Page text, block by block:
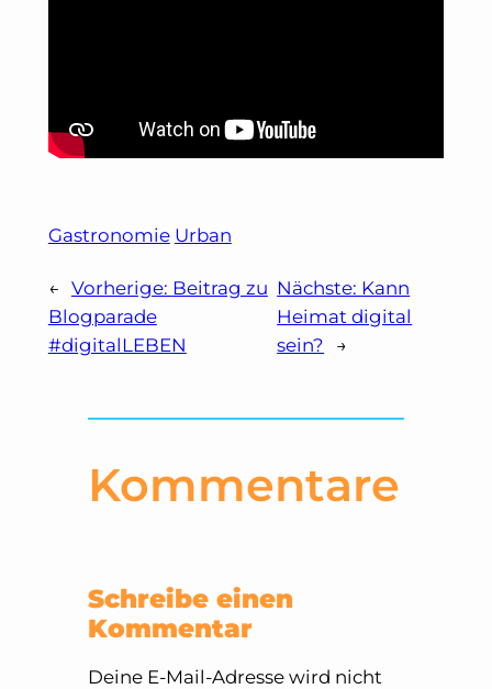
Gastronomie Urban
← Vorherige: Beitrag zu
Blogparade
#digitalLEBEN
Nächste: Kann
Heimat digital
sein?
→
Kommentare
Schreibe einen
Kommentar
Deine E-Mail-Adresse wird nicht